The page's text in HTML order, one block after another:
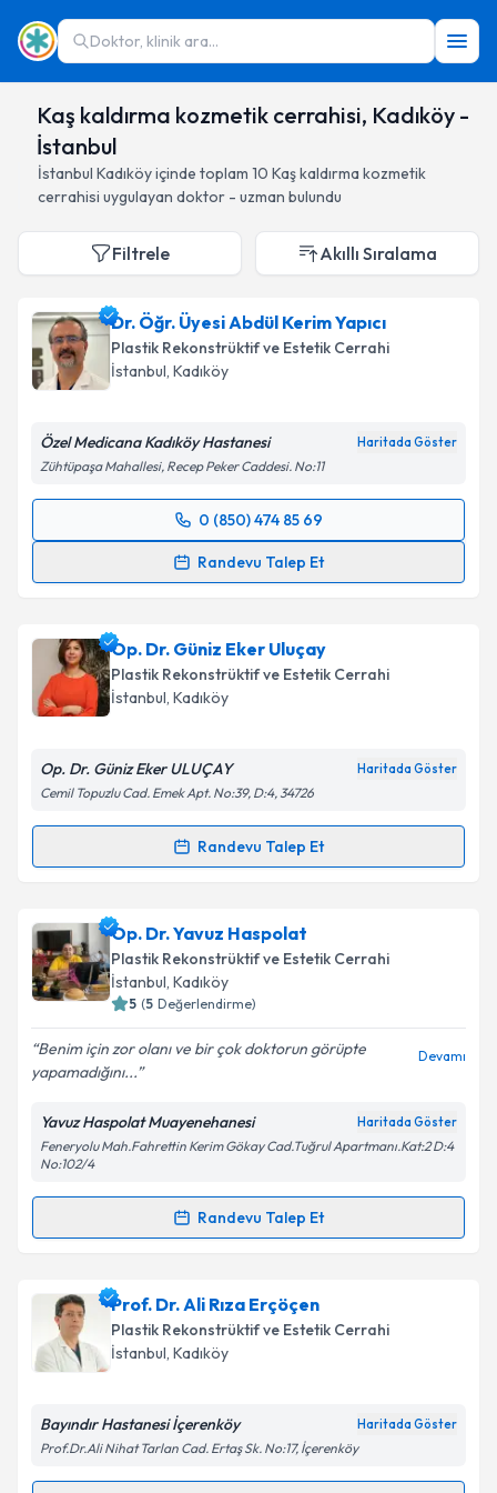
Doktor, klinik ara...
Kaş kaldırma kozmetik cerrahisi, Kadıköy -
İstanbul
İstanbul Kadıköyiçinde toplam 10 Kaş kaldırma kozmetik
cerrahisi uygulayan doktor - uzman bulundu
Filtrele Akıllı Sıralama
Dr. Öğr. Üyesi Abdül Kerim Yapıcı
Plastik Rekonstrüktif ve Estetik Cerrahi
İstanbul, Kadıköy
Özel Medicana Kadıköy Hastanesi Haritada Göster
Zühtüpaşa Mahallesi, Recep Peker Caddesi. No:11
0 (850) 474 85 69
Randevu Talep Et
Randevu Takvimi Talebi
almanız için bir takvim hazırlandığında e-posta ile
bilgilendireceğiz.
E-posta Adresiniz
Kişisel verilerimin işlenmesine ilişkinAydınlatma
'ni okudum ve kişisel verilerimin belirtilen
kapsamda işlenmesini kabul ediyorum.
Takvim Talebini Gönder
Op. Dr. Güniz Eker Uluçay
Plastik Rekonstrüktif ve Estetik Cerrahi
İstanbul, Kadıköy
Op. Dr. Güniz Eker ULUÇAY Haritada Göster
Cemil Topuzlu Cad. Emek Apt. No:39, D:4, 34726
Randevu Talep Et
Randevu Takvimi Talebi
Op. Dr. Güniz Eker Uluçayiçin randevu takvimi
talebi oluşturun. Size bu uzmandan randevu almanız
için bir takvim hazırlandığında e-posta ile
bilgilendireceğiz.
E-posta Adresiniz
Kişisel verilerimin işlenmesine ilişkinAydınlatma
kapsamda işlenmesini kabul ediyorum.
Op. Dr. Yavuz Haspolat
Plastik Rekonstrüktif ve Estetik Cerrahi
İstanbul, Kadıköy
5 (5 Değerlendirme)
Benim için zor olanı ve bir çok doktorun görüpte
yapamadığını...
Devamı
Yavuz Haspolat Muayenehanesi Haritada Göster
Feneryolu Mah.Fahrettin Kerim Gökay Cad.Tuğrul Apartmanı.Kat:2 D:4
No:102/4
Randevu Talep Et
Randevu Takvimi Talebi
Op. Dr. Yavuz Haspolatiçin randevu takvimi talebi
oluşturun. Size bu uzmandan randevu almanız için bir
takvim hazırlandığında e-posta ile bilgilendireceğiz.
Prof. Dr. Ali Rıza Erçöçen
Plastik Rekonstrüktif ve Estetik Cerrahi
İstanbul, Kadıköy
Bayındır Hastanesi İçerenköy Haritada Göster
Prof.Dr.Ali Nihat Tarlan Cad. Ertaş Sk. No:17, İçerenköy